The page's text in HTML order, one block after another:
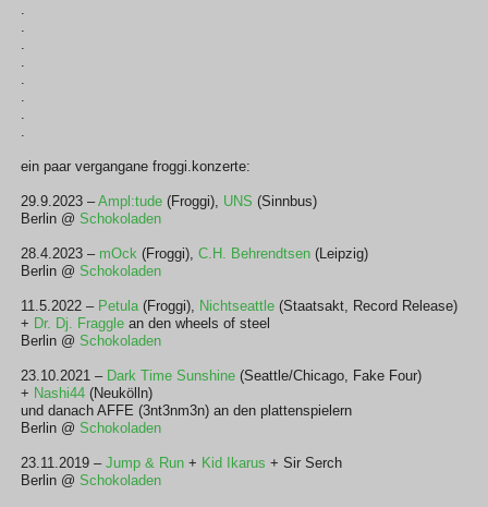
.
.
.
.
.
.
.
.
ein paar vergangane froggi.konzerte:
29.9.2023 –Ampl:tude (Froggi), UNS (Sinnbus)
Berlin @Schokoladen
28.4.2023 – mOck (Froggi),C.H. Behrendtsen (Leipzig)
Berlin @Schokoladen
11.5.2022 – Petula(Froggi), Nichtseattle (Staatsakt, Record Release)
+ Dr. Dj. Fraggle an den wheels of steel
Berlin @Schokoladen
23.10.2021 – Dark Time Sunshine (Seattle/Chicago, Fake Four)
+ Nashi44 (Neukölln)
und danach AFFE (3nt3nm3n) an den plattenspielern
Berlin @Schokoladen
23.11.2019 –Jump & Run + Kid Ikarus + Sir Serch
Berlin @Schokoladen